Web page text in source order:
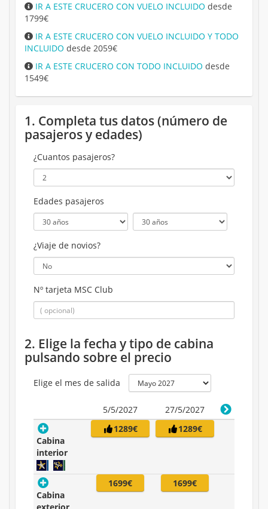
IR A ESTE CRUCERO CON VUELO INCLUIDO desde
1799€
IR A ESTE CRUCERO CON VUELO INCLUIDO Y TODO
INCLUIDO desde 2059€
IR A ESTE CRUCERO CON TODO INCLUIDO desde
1549€
1. Completa tus datos (número de
pasajeros y edades)
¿Cuantos pasajeros?
Edades pasajeros
¿Viaje de novios?
Nº tarjeta MSC Club
2. Elige la fecha y tipo de cabina
pulsando sobre el precio
Elige el mes de salida
5/5/2027 27/5/2027
Cabina
interior
1289€ 1289€
Cabina
1699€ 1699€